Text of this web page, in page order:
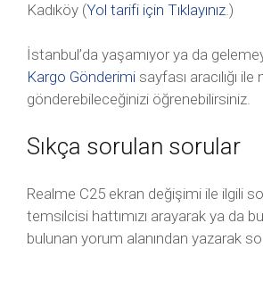
Kadıköy (Yol tarifi için Tıklayınız.)
İstanbul’da yaşamıyor ya da
Kargo Gönderimi sayfası aracılığı ile
gönderebileceğinizi öğrenebilirsiniz.
Sıkça sorulan sorular
Realme C25 ekran değişimi ile ilgili
temsilcisi hattımızı arayarak ya da
bulunan yorum alanından yazarak